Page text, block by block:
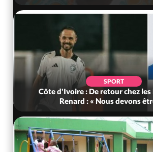
SPORT
Côte d'Ivoire : De retour chez les
Renard : « Nous devons